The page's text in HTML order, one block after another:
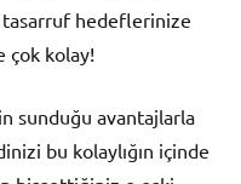
hedeflerinize
çok kolay!
sunduğu avantajlarla
bu kolaylığın içinde